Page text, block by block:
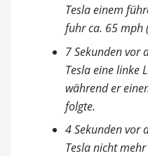
Tesla einem
fuhr ca. 65 mph
7 Sekunden vor
Tesla eine linke
während er
folgte.
4 Sekunden vor
Tesla nicht